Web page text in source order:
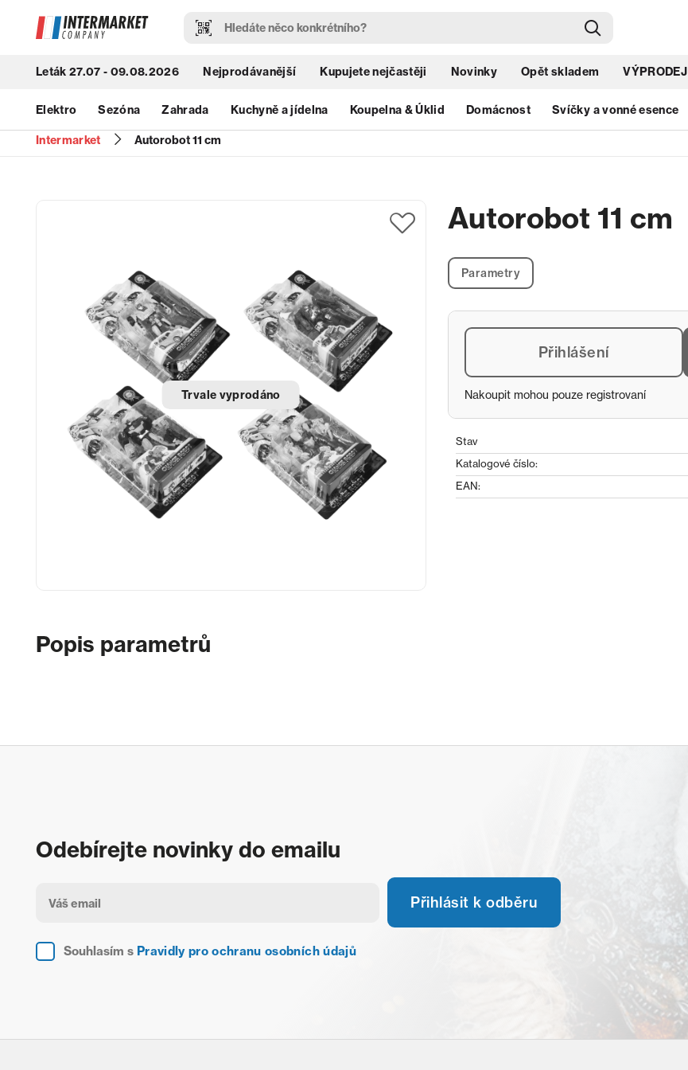
Leták 27.07 - 09.08.2026 Nejprodávanější Kupujete nejčastěji Novinky Opět skladem VÝPRODEJ
Elektro Sezóna Zahrada Kuchyně a jídelna Koupelna & Úklid Domácnost Svíčky a vonné esence
Intermarket Autorobot 11 cm
Autorobot 11 cm
Parametry
Trvale vyprodáno
Přihlášení
Nakoupit mohou pouze registrovaní
Stav
Katalogové číslo:
EAN:
Popis parametrů
Odebírejte novinky do emailu
Souhlasím s Pravidly pro ochranu osobních údajů
Přihlásit k odběru